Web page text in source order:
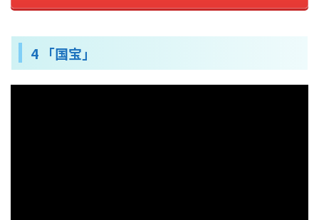
4 「国宝」